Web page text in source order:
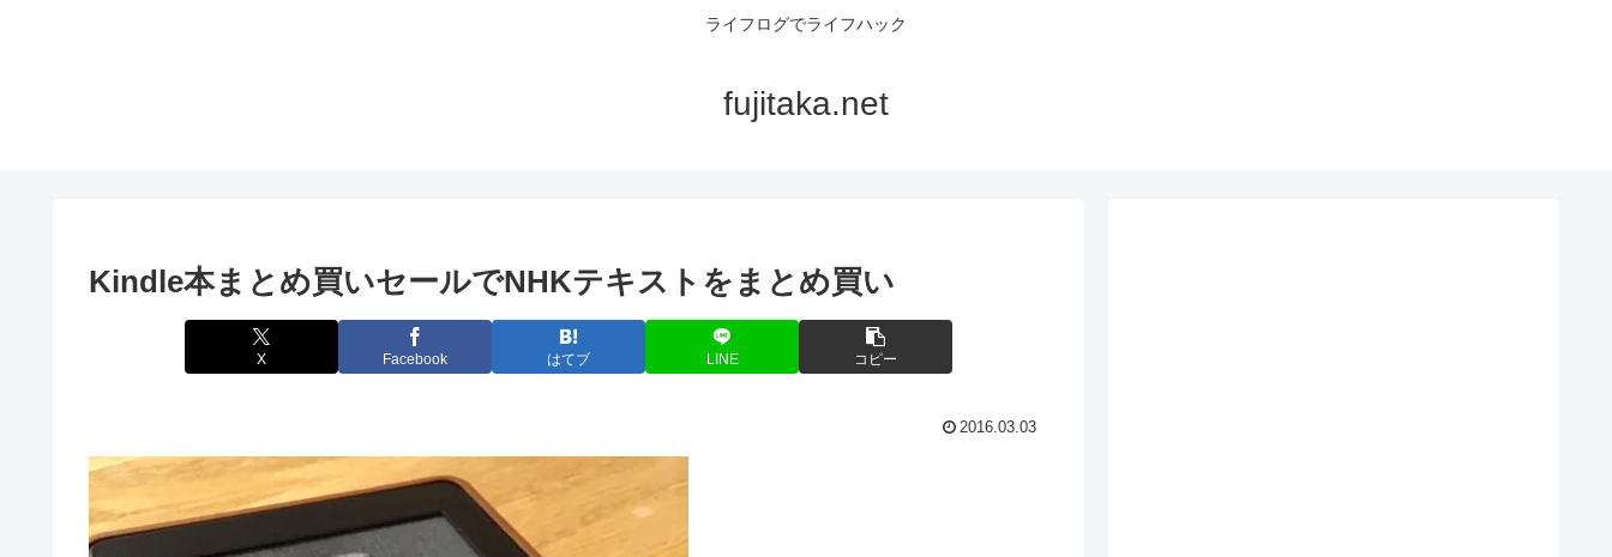
ライフログでライフハック
fujitaka.net
Kindle本まとめ買いセールでNHKテキストをまとめ買い
X Facebook はてブ LINE コピー
2016.03.03